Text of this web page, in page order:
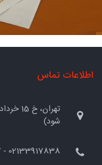
اطلاعات تماس
شود)
02133917838 - 09012711727